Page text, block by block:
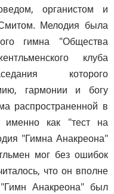
органистом и
Мелодия была
гимна "Общества
клуба
которого
гармонии и богу
распространенной в
именно как "тест на
"Гимна Анакреона"
мог без ошибок
что он вполне
Анакреона" был